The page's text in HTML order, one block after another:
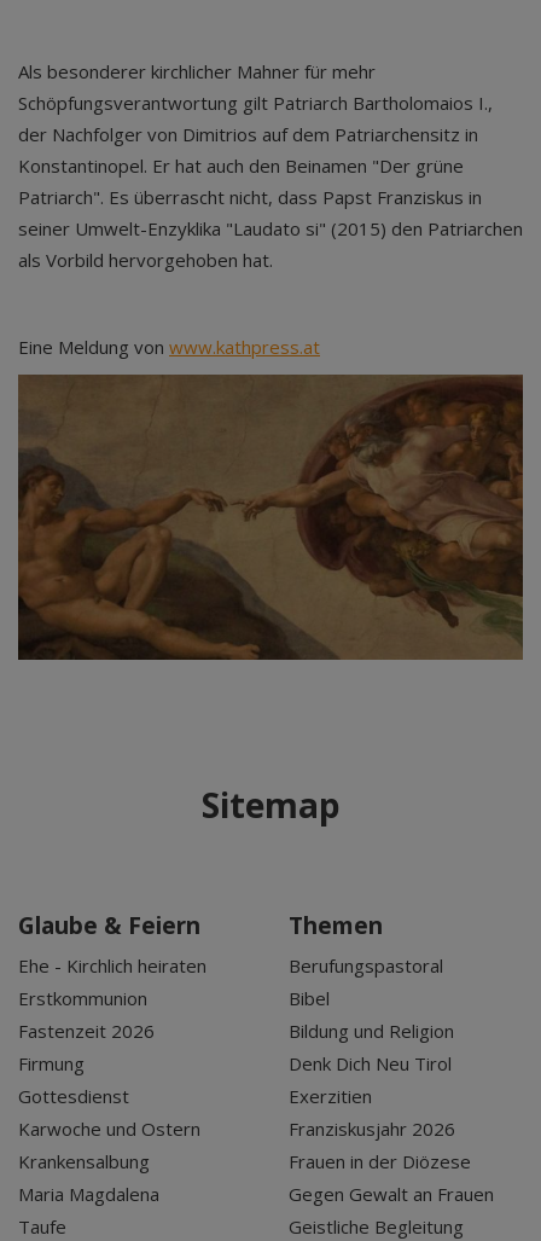
Als besonderer kirchlicher Mahner für mehr
Schöpfungsverantwortung gilt Patriarch Bartholomaios I.,
der Nachfolger von Dimitrios auf dem Patriarchensitz in
Konstantinopel. Er hat auch den Beinamen "Der grüne
Patriarch". Es überrascht nicht, dass Papst Franziskus in
seiner Umwelt-Enzyklika "Laudato si" (2015) den Patriarchen
als Vorbild hervorgehoben hat.
Eine Meldung von www.kathpress.at
Sitemap
Glaube & Feiern
Ehe - Kirchlich heiraten
Erstkommunion
Fastenzeit 2026
Firmung
Gottesdienst
Karwoche und Ostern
Krankensalbung
Maria Magdalena
Taufe
Themen
Berufungspastoral
Bibel
Bildung und Religion
Denk Dich Neu Tirol
Exerzitien
Franziskusjahr 2026
Frauen in der Diözese
Gegen Gewalt an Frauen
Geistliche Begleitung